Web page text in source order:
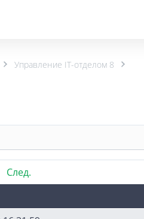
Управление IT-отделом 8
След.